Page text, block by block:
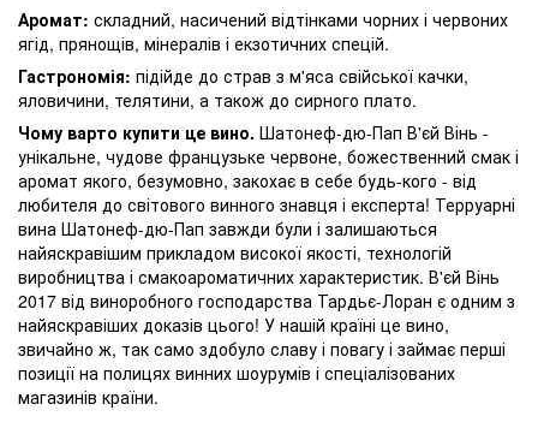
Аромат: складний, насичений відтінками чорних і червоних
ягід, прянощів, мінералів і екзотичних спецій.
Гастрономія: підійде до страв з м'яса свійської качки,
яловичини, телятини, а також до сирного плато.
Чому варто купити це вино. Шатонеф-дю-Пап В'єй Вінь -
унікальне, чудове французьке червоне, божественний смак і
аромат якого, безумовно, закохає в себе будь-кого - від
любителя до світового винного знавця і експерта! Терруарні
вина Шатонеф-дю-Пап завжди були і залишаються
найяскравішим прикладом високої якості, технологій
виробництва і смакоароматичних характеристик. В'єй Вінь
2017 від виноробного господарства Тардьє-Лоран є одним з
найяскравіших доказів цього! У нашій країні це вино,
звичайно ж, так само здобуло славу і повагу і займає перші
позиції на полицях винних шоурумів і спеціалізованих
магазинів країни.